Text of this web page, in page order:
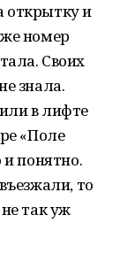
открытку и
номер
Своих
знала.
в лифте
«Поле
и понятно.
то
так уж